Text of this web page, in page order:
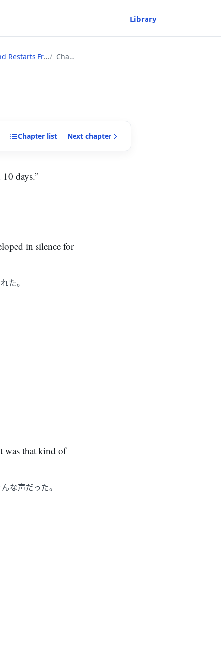
Library
1 as Classless~ Chapter
Chapter list Next chapter
days.”
in silence for
た。
was that kind of
な声だった。